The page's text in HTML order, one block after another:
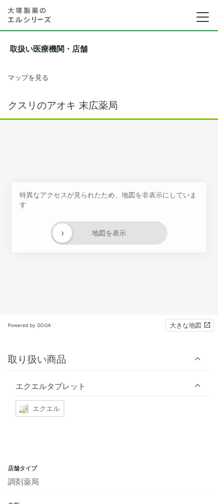
取扱い医療機関・店舗
マップを見る
クスリのアオキ 末広薬局
特異なアクセスが見られたため、地図を非表示にしていま
す
地図を表示
›
Powered by GOGA 大きな地図
取り扱い商品
エクエルタブレット
エクエル
店舗タイプ
調剤薬局